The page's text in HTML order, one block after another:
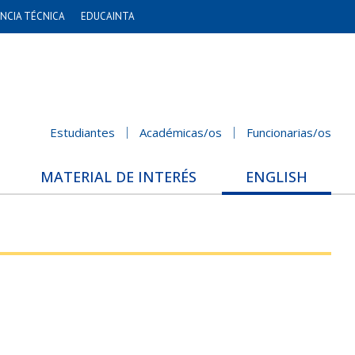
TÉCNICA EDUCAINTA
Estudiantes Académicas/os Funcionarias/os
MATERIAL DE INTERÉS ENGLISH